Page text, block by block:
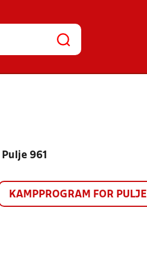
961
KAMPPROGRAM FOR PULJE